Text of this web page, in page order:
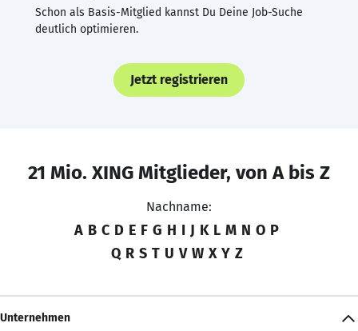
Schon als Basis-Mitglied kannst Du Deine Job-Suche
deutlich optimieren.
Jetzt registrieren
21 Mio. XING Mitglieder, von A bis Z
Nachname:
A B C D E F G H I J K L M N O P
Q R S T U V W X Y Z
Unternehmen